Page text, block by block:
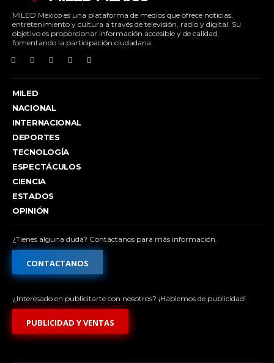
MILED México es una plataforma de medios que ofrece noticias,
entretenimiento y cultura a través de televisión, radio y digital. Su
objetivo es proporcionar información accesible y de calidad,
fomentando la participación ciudadana.
MILED
NACIONAL
INTERNACIONAL
DEPORTES
TECNOLOGÍA
ESPECTÁCULOS
CIENCIA
ESTADOS
OPINIÓN
¿Tienes alguna duda? Contáctanos para más información.
CONTACTANOS
¿Interesado en publicitarte con nosotros? ¡Hablemos de publicidad!
PUBLICIDAD Y VENTAS